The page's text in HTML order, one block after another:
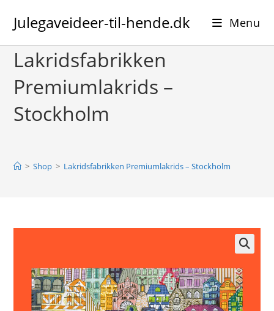
content
Julegaveideer-til-hende.dk Menu
Lakridsfabrikken
Premiumlakrids –
Stockholm
> Shop > Lakridsfabrikken Premiumlakrids – Stockholm